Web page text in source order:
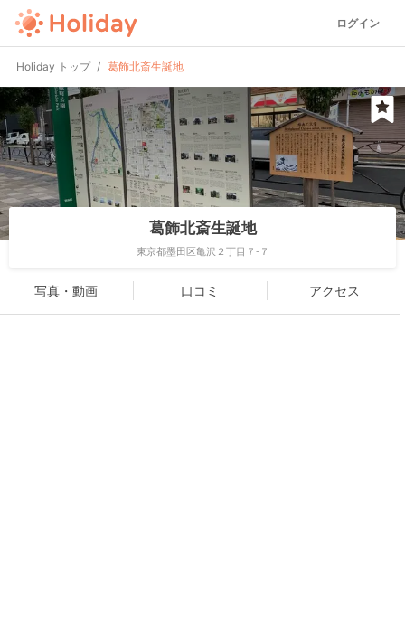
ログイン
Holiday トップ 葛飾北斎生誕地
葛飾北斎生誕地
東京都墨田区亀沢２丁目７-７
写真・動画 口コミ アクセス